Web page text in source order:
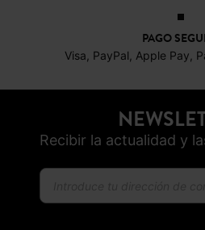
PAGO
Visa, PayPal, Apple Pay,
Recibir la actualidad y